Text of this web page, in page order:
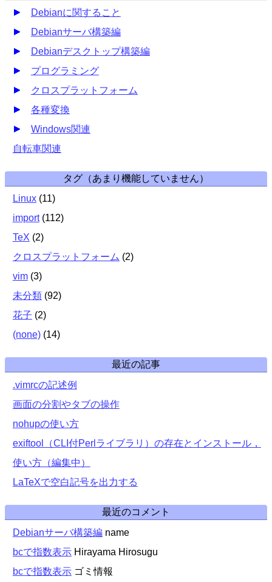
Debianに関すること
Debianサーバ構築編
Debianデスクトップ構築編
プログラミング
クロスプラットフォーム
各種変換
Windows関連
自転車関連
タグ（あまり機能していません）
Linux (11)
import (112)
TeX (2)
クロスプラットフォーム (2)
vim (3)
未分類 (92)
花子 (2)
(none) (14)
最近の記事
.vimrcの記述例
画面の分割やタブの操作
nohupの使い方
exiftool（CLI付Perlライブラリ）の存在とインストール，
使い方（編集中）
LaTeXで空白記号を出力する
最近のコメント
Debianサーバ構築編 name
bcで指数表示 Hirayama Hirosugu
bcで指数表示 ゴミ情報